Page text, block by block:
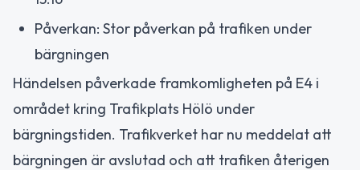
Påverkan: Stor påverkan på trafiken under
bärgningen
Händelsen påverkade framkomligheten på E4 i
området kring Trafikplats Hölö under
bärgningstiden. Trafikverket har nu meddelat att
bärgningen är avslutad och att trafiken återigen